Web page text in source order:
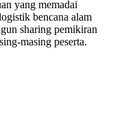
yang memadai
bencana alam
sharing pemikiran
masing peserta.